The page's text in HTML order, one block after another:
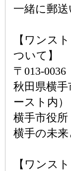
一緒に郵送
【ワンス
ついて】
〒013-0036
秋田県横手
ースト内）
横手市役
横手の未
【ワンス